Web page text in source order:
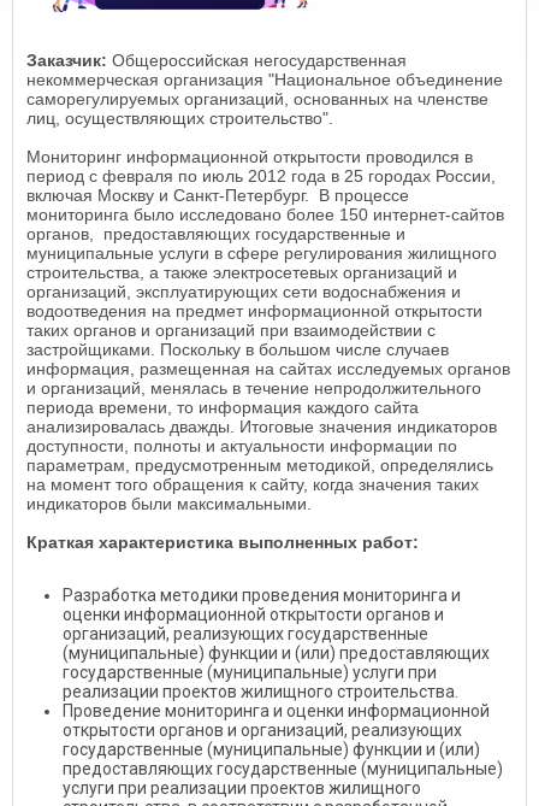
Заказчик: Общероссийская негосударственная
некоммерческая организация "Национальное объединение
саморегулируемых организаций, основанных на членстве
лиц, осуществляющих строительство".
Мониторинг информационной открытости проводился в
период с февраля по июль 2012 года в 25 городах России,
включая Москву и Санкт-Петербург. В процессе
мониторинга было исследовано более 150 интернет-сайтов
органов, предоставляющих государственные и
муниципальные услуги в сфере регулирования жилищного
строительства, а также электросетевых организаций и
организаций, эксплуатирующих сети водоснабжения и
водоотведения на предмет информационной открытости
таких органов и организаций при взаимодействии с
застройщиками. Поскольку в большом числе случаев
информация, размещенная на сайтах исследуемых органов
и организаций, менялась в течение непродолжительного
периода времени, то информация каждого сайта
анализировалась дважды. Итоговые значения индикаторов
доступности, полноты и актуальности информации по
параметрам, предусмотренным методикой, определялись
на момент того обращения к сайту, когда значения таких
индикаторов были максимальными.
Краткая характеристика выполненных работ:
Разработка методики проведения мониторинга и
оценки информационной открытости органов и
организаций, реализующих государственные
(муниципальные) функции и (или) предоставляющих
государственные (муниципальные) услуги при
реализации проектов жилищного строительства.
Проведение мониторинга и оценки информационной
открытости органов и организаций, реализующих
государственные (муниципальные) функции и (или)
предоставляющих государственные (муниципальные)
услуги при реализации проектов жилищного